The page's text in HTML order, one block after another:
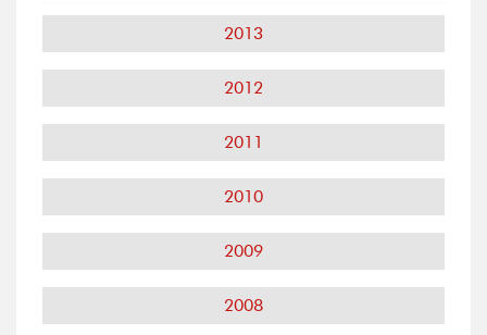
2013
2012
2011
2010
2009
2008